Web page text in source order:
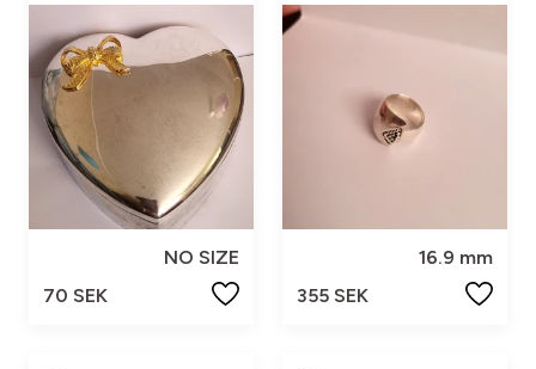
NO SIZE
70 SEK
16.9 mm
355 SEK